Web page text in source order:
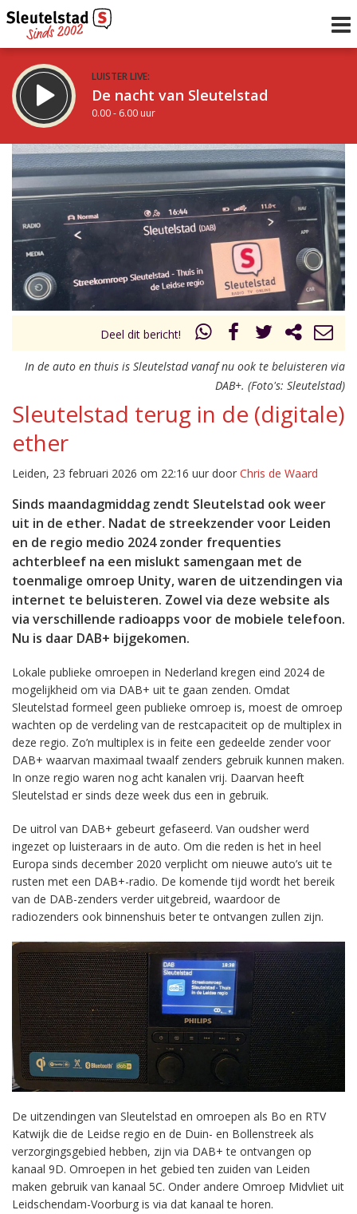
LUISTER LIVE:
De nacht van Sleutelstad
0.00 - 6.00 uur
STRAKS:
De ochtend van Sleutelstad
6.00 - 12.00 uur
Vorig uur
uur 1 van 0 Volgend uur
Deel dit bericht!
In de auto en thuis is Sleutelstad vanaf nu ook te beluisteren via
DAB+. (Foto's: Sleutelstad)
Sleutelstad terug in de (digitale)
ether
Leiden, 23 februari 2026 om 22:16 uur door Chris de Waard
Sinds maandagmiddag zendt Sleutelstad ook weer
uit in de ether. Nadat de streekzender voor Leiden
en de regio medio 2024 zonder frequenties
achterbleef na een mislukt samengaan met de
toenmalige omroep Unity, waren de uitzendingen via
internet te beluisteren. Zowel via deze website als
via verschillende radioapps voor de mobiele telefoon.
Nu is daar DAB+ bijgekomen.
Lokale publieke omroepen in Nederland kregen eind 2024 de
mogelijkheid om via DAB+ uit te gaan zenden. Omdat
Sleutelstad formeel geen publieke omroep is, moest de omroep
wachten op de verdeling van de restcapaciteit op de multiplex in
deze regio. Zo’n multiplex is in feite een gedeelde zender voor
DAB+ waarvan maximaal twaalf zenders gebruik kunnen maken.
In onze regio waren nog acht kanalen vrij. Daarvan heeft
Sleutelstad er sinds deze week dus een in gebruik.
De uitrol van DAB+ gebeurt gefaseerd. Van oudsher werd
ingezet op luisteraars in de auto. Om die reden is het in heel
Europa sinds december 2020 verplicht om nieuwe auto’s uit te
rusten met een DAB+-radio. De komende tijd wordt het bereik
van de DAB-zenders verder uitgebreid, waardoor de
radiozenders ook binnenshuis beter te ontvangen zullen zijn.
De uitzendingen van Sleutelstad en omroepen als Bo en RTV
Katwijk die de Leidse regio en de Duin- en Bollenstreek als
verzorgingsgebied hebben, zijn via DAB+ te ontvangen op
kanaal 9D. Omroepen in het gebied ten zuiden van Leiden
maken gebruik van kanaal 5C. Onder andere Omroep Midvliet uit
Leidschendam-Voorburg is via dat kanaal te horen.